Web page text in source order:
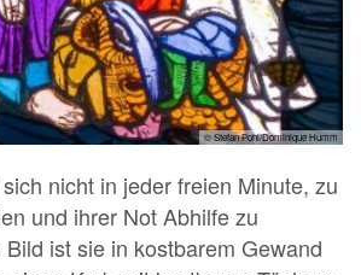
© Stefan Pohl/Dominique Humm
nicht in jeder freien Minute, zu
und ihrer Not Abhilfe zu
ist sie in kostbarem Gewand